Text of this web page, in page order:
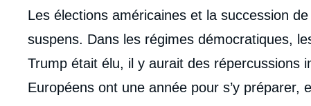
Les élections américaines et la succession
suspens. Dans les régimes démocratiques,
Trump était élu, il y aurait des répercussions
Européens ont une année pour s’y